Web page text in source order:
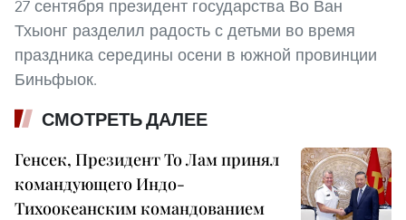
27 сентября президент государства Во Ван
Тхыонг разделил радость с детьми во время
праздника середины осени в южной провинции
Биньфыок.
СМОТРЕТЬ ДАЛЕЕ
Генсек, Президент То Лам принял
командующего Индо-
Тихоокеанским командованием